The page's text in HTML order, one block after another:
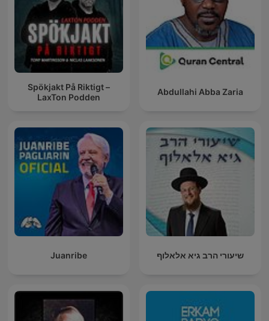
Spökjakt På Riktigt –
LaxTon Podden
Abdullahi Abba Zaria
Juanribe שיעורי הרב גיא אלאלוף